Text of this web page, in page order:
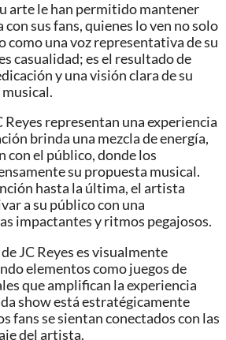
arte le han permitido mantener
con sus fans, quienes lo ven no solo
como una voz representativa de su
casualidad; es el resultado de
y una visión clara de su
Reyes representan una experiencia
brinda una mezcla de energía,
con el público, donde los
su propuesta musical.
hasta la última, el artista
a su público con una
impactantes y ritmos pegajosos.
JC Reyes es visualmente
elementos como juegos de
que amplifican la experiencia
show está estratégicamente
fans se sientan conectados con las
del artista.